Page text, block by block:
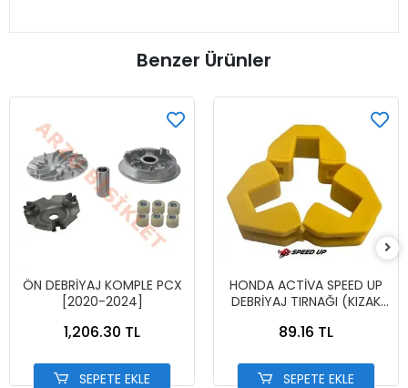
Benzer Ürünler
ÖN DEBRİYAJ KOMPLE PCX
[2020-2024]
1,206.30 TL
SEPETE EKLE
HONDA ACTİVA SPEED UP
DEBRİYAJ TIRNAĞI (KIZAK
89.16 TL
SEPETE EKLE